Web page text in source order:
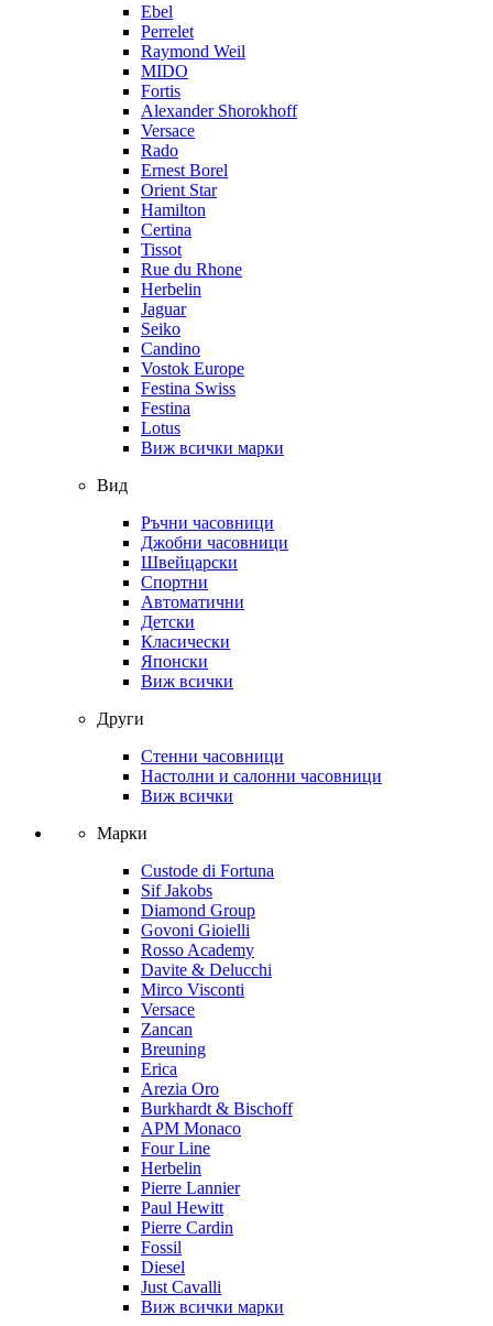
Ebel
Perrelet
Raymond Weil
MIDO
Fortis
Alexander Shorokhoff
Versace
Rado
Ernest Borel
Orient Star
Hamilton
Certina
Tissot
Rue du Rhone
Herbelin
Jaguar
Seiko
Candino
Vostok Europe
Festina Swiss
Festina
Lotus
Виж всички марки
Вид
Ръчни часовници
Джобни часовници
Швейцарски
Спортни
Автоматични
Детски
Класически
Японски
Виж всички
Други
Стенни часовници
Настолни и салонни часовници
Виж всички
Марки
Custode di Fortuna
Sif Jakobs
Diamond Group
Govoni Gioielli
Rosso Academy
Davite & Delucchi
Mirco Visconti
Versace
Zancan
Breuning
Erica
Arezia Oro
Burkhardt & Bischoff
APM Monaco
Four Line
Herbelin
Pierre Lannier
Paul Hewitt
Pierre Cardin
Fossil
Diesel
Just Cavalli
Виж всички марки